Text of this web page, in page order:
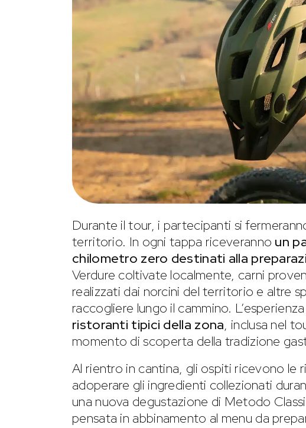
Durante il tour, i partecipanti si
territorio. In ogni tappa riceveranno un
chilometro zero destinati alla
Verdure coltivate localmente, carni
realizzati dai norcini del territorio e altre
raccogliere lungo il cammino.
ristoranti tipici della zona, inclusa nel
momento di scoperta della tradizione
Al rientro in cantina, gli ospiti ricevono le
adoperare gli ingredienti collezionati
una nuova degustazione di Metodo
pensata in abbinamento al menu da